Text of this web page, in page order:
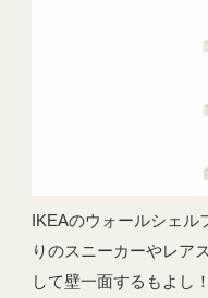
IKEAのウォールシェル
りのスニーカーやレア
して壁一面するもよし